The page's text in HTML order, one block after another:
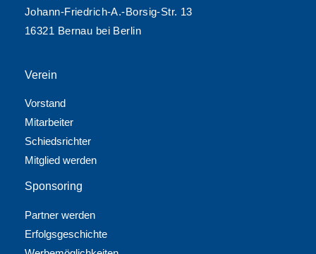
Johann-Friedrich-A.-Borsig-Str. 13
16321 Bernau bei Berlin
Verein
Vorstand
Mitarbeiter
Schiedsrichter
Mitglied werden
Sponsoring
Partner werden
Erfolgsgeschichte